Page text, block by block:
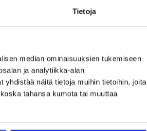
Tietoja
median ominaisuuksien tukemiseen
ja analytiikka-alan
näitä tietoja muihin tietoihin, joita
tahansa kumota tai muuttaa